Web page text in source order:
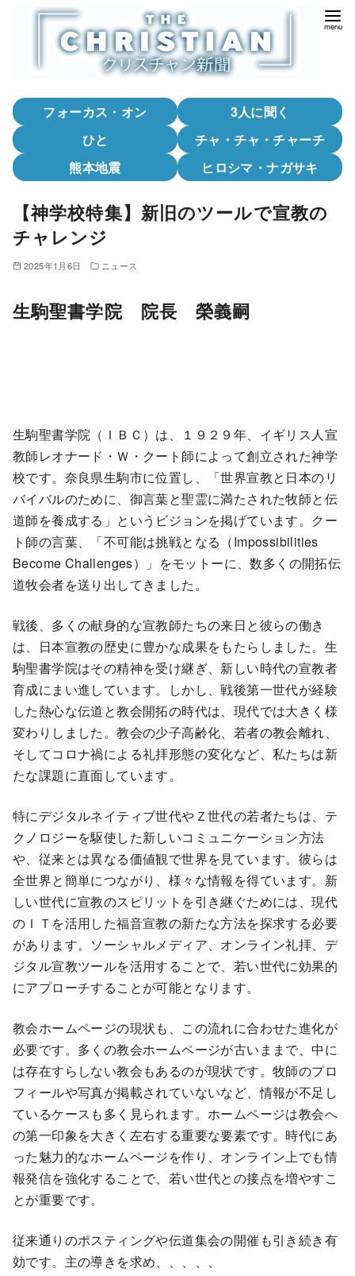
フォーカス・オン
3人に聞く
ひと
チャ・チャ・チャーチ
熊本地震
ヒロシマ・ナガサキ
【神学校特集】新旧のツールで宣教の
チャレンジ
2025年1月6日 ニュース
生駒聖書学院 院長 榮義嗣
生駒聖書学院（ＩＢＣ）は、１９２９年、イギリス人宣
教師レオナード・Ｗ・クート師によって創立された神学
校です。奈良県生駒市に位置し、「世界宣教と日本のリ
バイバルのために、御言葉と聖霊に満たされた牧師と伝
道師を養成する」というビジョンを掲げています。クー
ト師の言葉、「不可能は挑戦となる（Impossibilities
Become Challenges）」をモットーに、数多くの開拓伝
道牧会者を送り出してきました。
戦後、多くの献身的な宣教師たちの来日と彼らの働き
は、日本宣教の歴史に豊かな成果をもたらしました。生
駒聖書学院はその精神を受け継ぎ、新しい時代の宣教者
育成にまい進しています。しかし、戦後第一世代が経験
した熱心な伝道と教会開拓の時代は、現代では大きく様
変わりしました。教会の少子高齢化、若者の教会離れ、
そしてコロナ禍による礼拝形態の変化など、私たちは新
たな課題に直面しています。
特にデジタルネイティブ世代やＺ世代の若者たちは、テ
クノロジーを駆使した新しいコミュニケーション方法
や、従来とは異なる価値観で世界を見ています。彼らは
全世界と簡単につながり、様々な情報を得ています。新
しい世代に宣教のスピリットを引き継ぐためには、現代
のＩＴを活用した福音宣教の新たな方法を探求する必要
があります。ソーシャルメディア、オンライン礼拝、デ
ジタル宣教ツールを活用することで、若い世代に効果的
にアプローチすることが可能となります。
教会ホームページの現状も、この流れに合わせた進化が
必要です。多くの教会ホームページが古いままで、中に
は存在すらしない教会もあるのが現状です。牧師のプロ
フィールや写真が掲載されていないなど、情報が不足し
ているケースも多く見られます。ホームページは教会へ
の第一印象を大きく左右する重要な要素です。時代にあ
った魅力的なホームページを作り、オンライン上でも情
報発信を強化することで、若い世代との接点を増やすこ
とが重要です。
従来通りのポスティングや伝道集会の開催も引き続き有
効です。主の導きを求め、、、、、